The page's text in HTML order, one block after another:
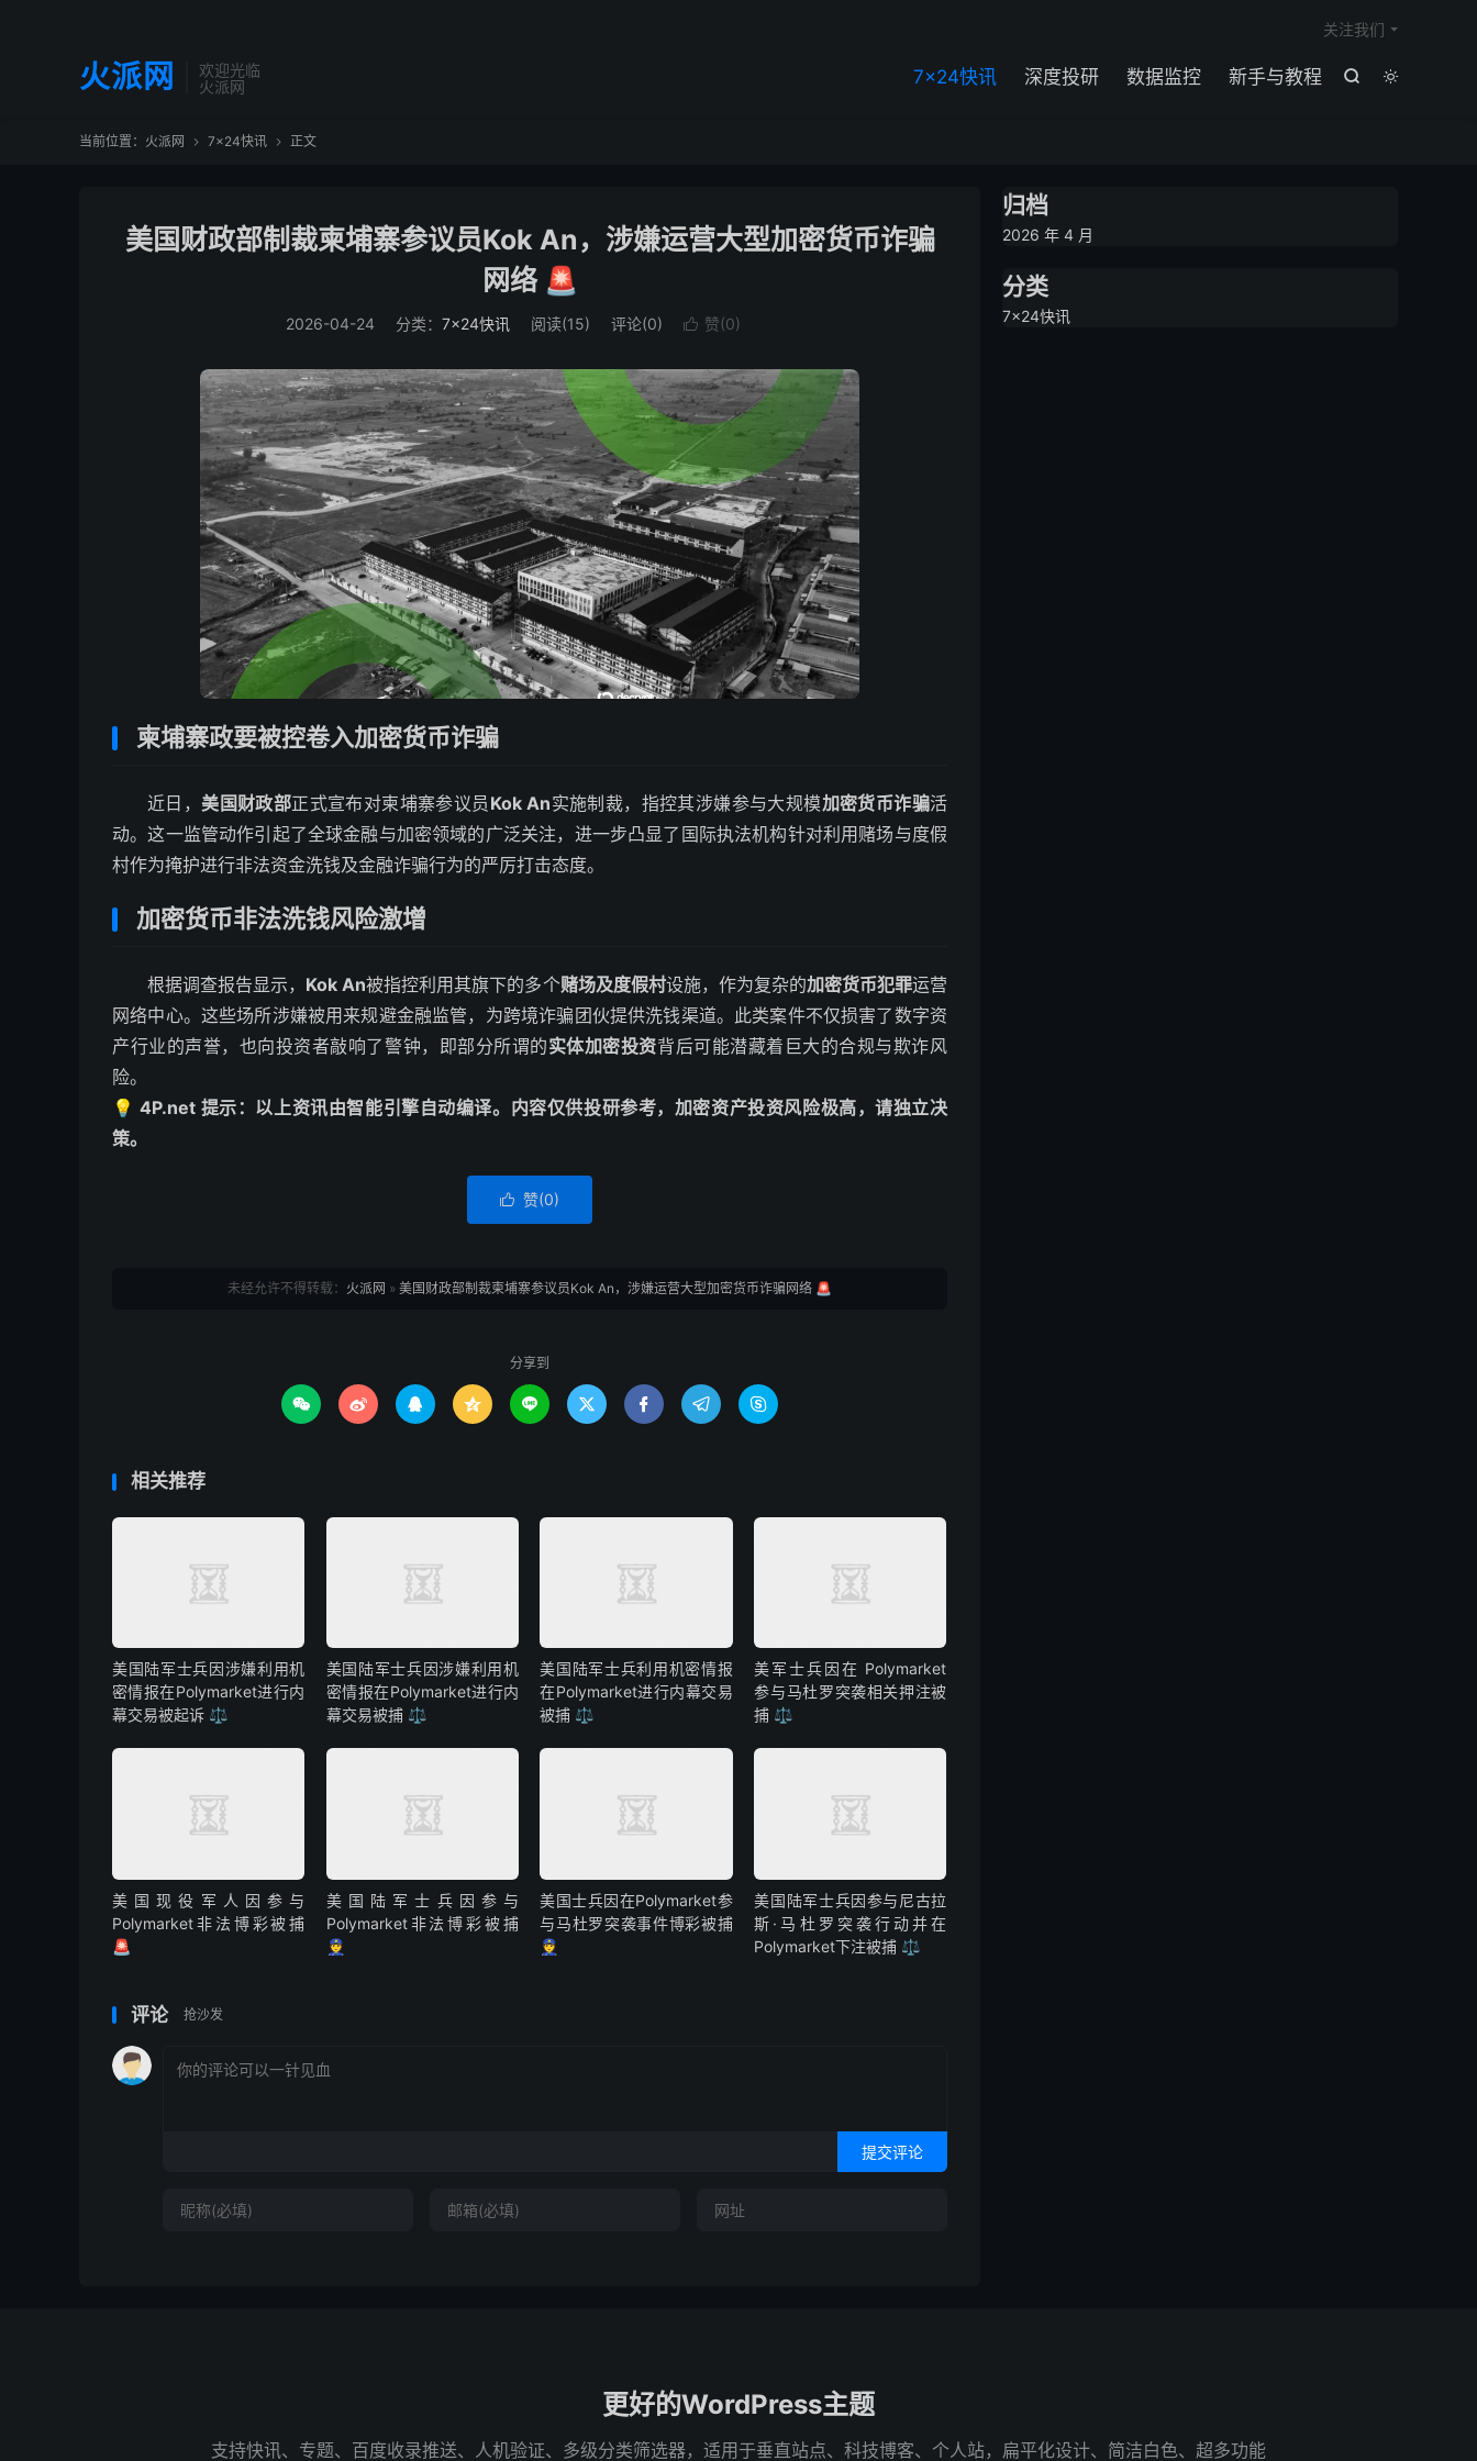
火派网
欢迎光临
火派网


7×24快讯 深度投研 数据监控 新手与教程
关注我们
当前位置： 火派网  7×24快讯  正文
美国财政部制裁柬埔寨参议员Kok An，涉嫌运营大型加密货币诈骗
网络 🚨
2026-04-24 分类： 7×24快讯 阅读(15) 评论(0)  赞(0)
柬埔寨政要被控卷入加密货币诈骗
近日， 美国财政部正式宣布对柬埔寨参议员 Kok An实施制裁，指控其涉嫌参与大规模加密货币诈骗活
动。这一监管动作引起了全球金融与加密领域的广泛关注，进一步凸显了国际执法机构针对利用赌场与度假
村作为掩护进行非法资金洗钱及金融诈骗行为的严厉打击态度。
加密货币非法洗钱风险激增
根据调查报告显示， Kok An被指控利用其旗下的多个赌场及度假村设施，作为复杂的加密货币犯罪运营
网络中心。这些场所涉嫌被用来规避金融监管，为跨境诈骗团伙提供洗钱渠道。此类案件不仅损害了数字资
产行业的声誉，也向投资者敲响了警钟，即部分所谓的实体加密投资背后可能潜藏着巨大的合规与欺诈风
险。
💡 4P.net 提示：以上资讯由智能引擎自动编译。内容仅供投研参考，加密资产投资风险极高，请独立决
策。
 赞(0)
未经允许不得转载： 火派网 » 美国财政部制裁柬埔寨参议员Kok An，涉嫌运营大型加密货币诈骗网络 🚨
分享到
        
相关推荐
美国陆军士兵因涉嫌利用机
密情报在Polymarket进行内
幕交易被起诉 ⚖️
美国陆军士兵因涉嫌利用机
密情报在Polymarket进行内
幕交易被捕 ⚖️
美国陆军士兵利用机密情报
在Polymarket进行内幕交易
被捕 ⚖️
美军士兵因在 Polymarket
参与马杜罗突袭相关押注被
捕 ⚖️
美国现役军人因参与
Polymarket非法博彩被捕
🚨
美国陆军士兵因参与
Polymarket非法博彩被捕
👮
美国士兵因在Polymarket参
与马杜罗突袭事件博彩被捕
👮
美国陆军士兵因参与尼古拉
斯·马杜罗突袭行动并在
Polymarket下注被捕 ⚖️
评论 抢沙发
提交评论
归档
2026 年 4 月
分类
7×24快讯
更好的WordPress主题
支持快讯、专题、百度收录推送、人机验证、多级分类筛选器，适用于垂直站点、科技博客、个人站，扁平化设计、简洁白色、超多功能